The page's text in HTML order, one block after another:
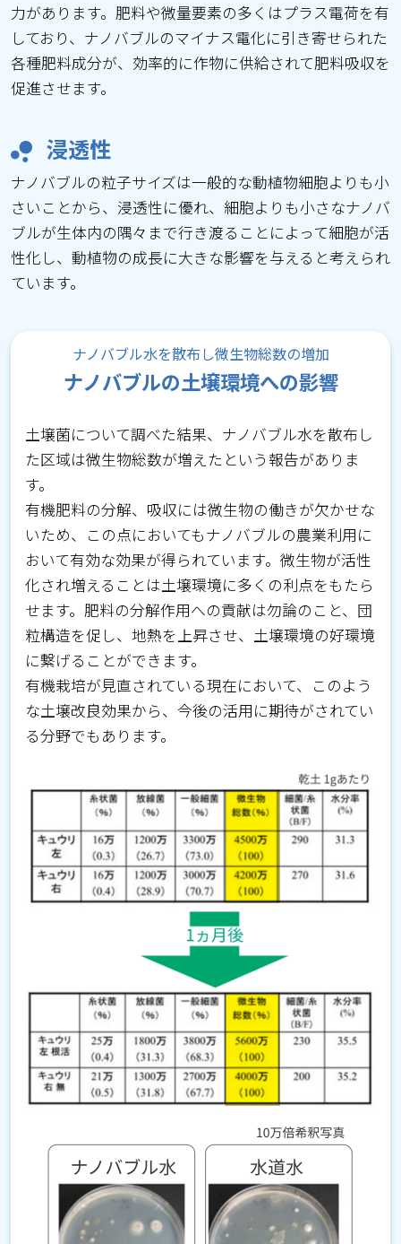
力があります。肥料や微量要素の多くはプラス電荷を有
しており、ナノバブルのマイナス電化に引き寄せられた
各種肥料成分が、効率的に作物に供給されて肥料吸収を
促進させます。
浸透性
ナノバブルの粒子サイズは一般的な動植物細胞よりも小
さいことから、浸透性に優れ、細胞よりも小さなナノバ
ブルが生体内の隅々まで行き渡ることによって細胞が活
性化し、動植物の成長に大きな影響を与えると考えられ
ています。
ナノバブル水を散布し微生物総数の増加
ナノバブルの土壌環境への影響
土壌菌について調べた結果、ナノバブル水を散布し
た区域は微生物総数が増えたという報告がありま
す。
有機肥料の分解、吸収には微生物の働きが欠かせな
いため、この点においてもナノバブルの農業利用に
おいて有効な効果が得られています。微生物が活性
化され増えることは土壌環境に多くの利点をもたら
せます。肥料の分解作用への貢献は勿論のこと、団
粒構造を促し、地熱を上昇させ、土壌環境の好環境
に繋げることができます。
有機栽培が見直されている現在において、このよう
な土壌改良効果から、今後の活用に期待がされてい
る分野でもあります。